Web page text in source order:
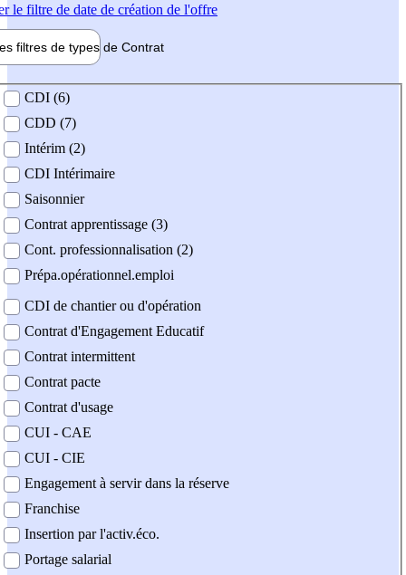
le filtre de date de création de l'offre
filtres de types de Contrat
contrat
CDI (6)
CDD (7)
Intérim (2)
CDI Intérimaire
Saisonnier
Contrat apprentissage (3)
Cont. professionnalisation (2)
Prépa.opérationnel.emploi
CDI de chantier ou d'opération
Contrat d'Engagement Educatif
Contrat intermittent
Contrat pacte
Contrat d'usage
CUI - CAE
CUI - CIE
Engagement à servir dans la réserve
Franchise
Insertion par l'activ.éco.
Portage salarial